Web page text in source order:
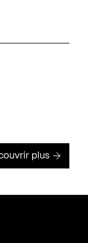
plus